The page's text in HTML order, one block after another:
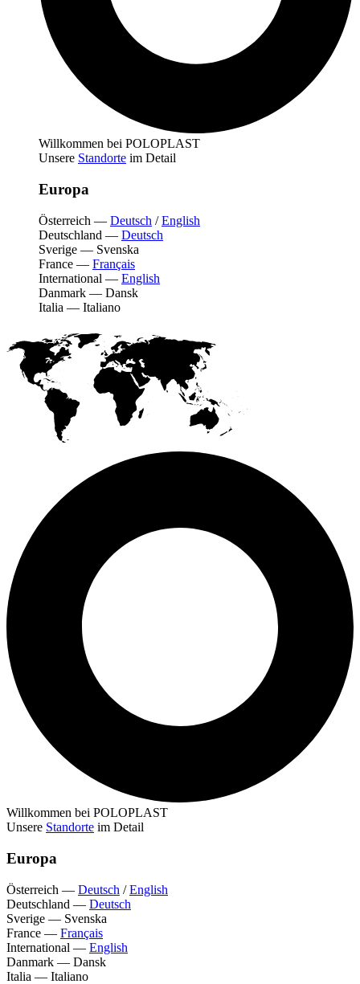
Willkommen bei POLOPLAST
Unsere Standorte im Detail
Europa
Österreich — Deutsch /English
Deutschland — Deutsch
Sverige — Svenska
France — Français
International — English
Danmark — Dansk
Italia — Italiano
Willkommen bei POLOPLAST
Unsere Standorte im Detail
Europa
Österreich — Deutsch /English
Deutschland — Deutsch
Sverige — Svenska
France — Français
International — English
Danmark — Dansk
Italia — Italiano